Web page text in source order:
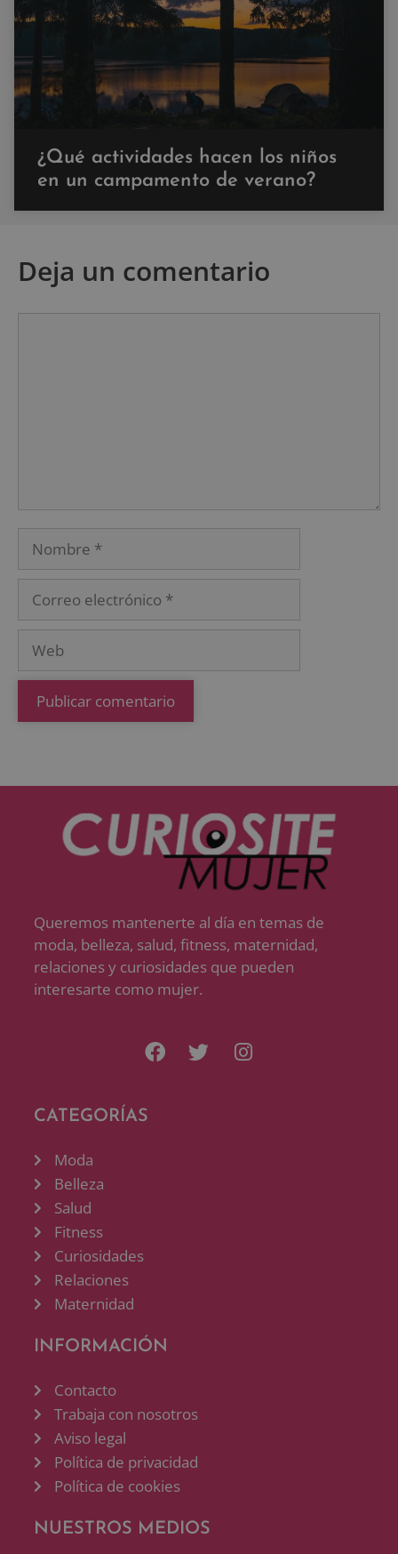
¿Qué actividades hacen los niños
en un campamento de verano?
Deja un comentario
Queremos mantenerte al día en temas de
moda, belleza, salud, fitness, maternidad,
relaciones y curiosidades que pueden
interesarte como mujer.
CATEGORÍAS
Moda
Belleza
Salud
Fitness
Curiosidades
Relaciones
Maternidad
INFORMACIÓN
Contacto
Trabaja con nosotros
Aviso legal
Política de privacidad
Política de cookies
NUESTROS MEDIOS